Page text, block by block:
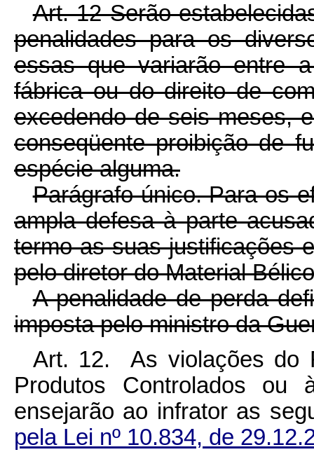
Art. 12 Serão
penalidades para os
essas que variarão entre
fábrica ou do direito de
excedendo de seis meses,
conseqüente proibição de
espécie alguma.
Parágrafo único. Para os
ampla defesa à parte
termo as suas justificações
pelo diretor do Material
A penalidade de perda
imposta pelo ministro da
Art. 12. As violações do
Produtos Controlados ou
ensejarão ao infrator as
pela Lei nº 10.834, de